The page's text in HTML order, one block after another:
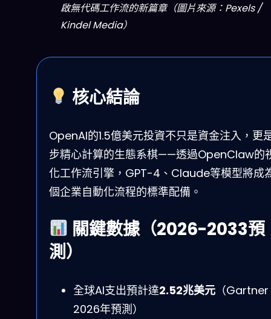
啟無代碼工作流的新篇章（圖片來源：Pexels /
Kindel Media）
核心結論
OpenAI的1.5億美元投資不只是資金注入，更
步精心計算的生態系棋——透過OpenClaw的
化工作流引擎，GPT-4、Claude等模型將成
個企業自動化流程的標準配備。
關鍵數據（2026-2033預
測）
全球AI支出預計達2.52兆美元 （Gartner
2026年預測）